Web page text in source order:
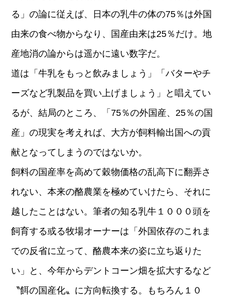
る」の論に従えば、日本の乳牛の体の75％は外国
由来の食べ物からなり、国産由来は25％だけ。地
産地消の論からは遥かに遠い数字だ。
道は「牛乳をもっと飲みましょう」「バターやチ
ーズなど乳製品を買い上げましょう」と唱えてい
るが、結局のところ、「75％の外国産、25％の国
産」の現実を考えれば、大方が飼料輸出国への貢
献となってしまうのではないか。
飼料の国産率を高めて穀物価格の乱高下に翻弄さ
れない、本来の酪農業を極めていけたら、それに
越したことはない。筆者の知る乳牛１０００頭を
飼育する或る牧場オーナーは「外国依存のこれま
での反省に立って、酪農本来の姿に立ち返りた
い」と、今年からデントコーン畑を拡大するなど
〝餌の国産化〟に方向転換する。もちろん１０